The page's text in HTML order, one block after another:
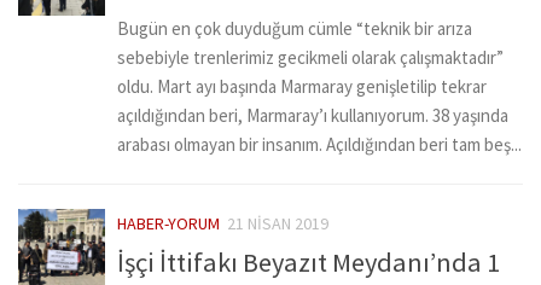
Bugün en çok duyduğum cümle “teknik bir arıza
sebebiyle trenlerimiz gecikmeli olarak çalışmaktadır”
oldu. Mart ayı başında Marmaray genişletilip tekrar
açıldığından beri, Marmaray’ı kullanıyorum. 38 yaşında
arabası olmayan bir insanım. Açıldığından beri tam beş...
HABER-YORUM 21 NISAN 2019
İşçi İttifakı Beyazıt Meydanı’nda 1